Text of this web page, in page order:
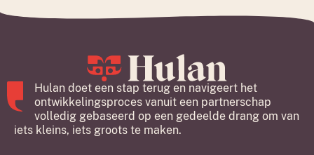
Hulan doet een stap terug en navigeert het
ontwikkelingsproces vanuit een partnerschap
volledig gebaseerd op een gedeelde drang om van
iets kleins, iets groots te maken.